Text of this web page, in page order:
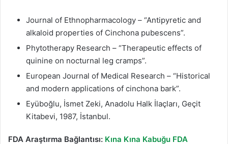
Journal of Ethnopharmacology – “Antipyretic and
alkaloid properties of Cinchona pubescens”.
Phytotherapy Research – “Therapeutic effects of
quinine on nocturnal leg cramps”.
European Journal of Medical Research – “Historical
and modern applications of cinchona bark”.
Eyüboğlu, İsmet Zeki, Anadolu Halk İlaçları, Geçit
Kitabevi, 1987, İstanbul.
FDA Araştırma Bağlantısı: Kına Kına Kabuğu FDA